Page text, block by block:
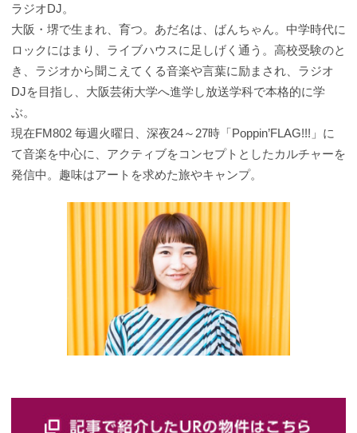
ラジオDJ。
大阪・堺で生まれ、育つ。あだ名は、ばんちゃん。中学時代に
ロックにはまり、ライブハウスに足しげく通う。高校受験のと
き、ラジオから聞こえてくる音楽や言葉に励まされ、ラジオ
DJを目指し、大阪芸術大学へ進学し放送学科で本格的に学
ぶ。
現在FM802 毎週火曜日、深夜24～27時「Poppin’FLAG!!!」に
て音楽を中心に、アクティブをコンセプトとしたカルチャーを
発信中。趣味はアートを求めた旅やキャンプ。